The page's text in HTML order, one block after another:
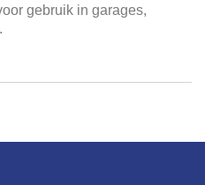
gebruik in garages,